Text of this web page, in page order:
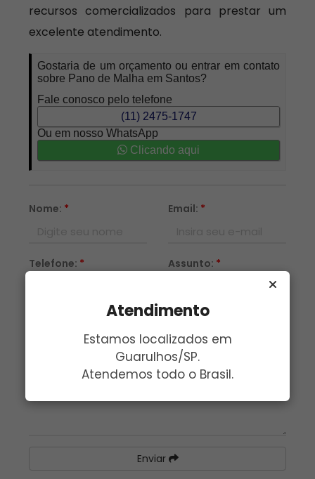
Atendimento
Estamos localizados em
Guarulhos/SP.
Atendemos todo o Brasil.
recursos comercializados para prestar um
excelente atendimento.
Gostaria de um orçamento ou entrar em contato
sobre Pano de Malha em Santos?
Fale conosco pelo telefone
(11) 2475-1747
Ou em nosso WhatsApp
Clicando aqui
Nome: * Email: *
Telefone: * Assunto: *
Enviar